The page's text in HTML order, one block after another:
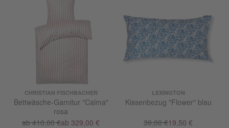
CHRISTIAN FISCHBACHER
Bettwäsche-Garnitur "Calma"
rosa
ab 410,00 €ab 329,00 €
LEXINGTON
Kissenbezug "Flower" blau
39,00 €19,50 €